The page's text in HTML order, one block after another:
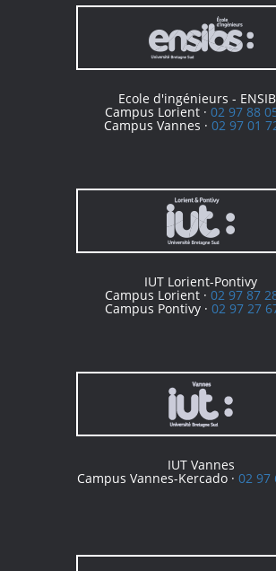
Ecole d'ingénieurs -
Campus Lorient · 02 97 88
Campus Vannes · 02 97 01
IUT Lorient-Pontivy
Campus Lorient · 02 97 87
Campus Pontivy · 02 97 27
IUT Vannes
Campus Vannes-Kercado · 02 97